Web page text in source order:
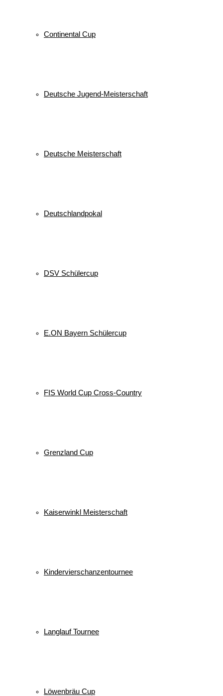
Continental Cup
Deutsche Jugend-Meisterschaft
Deutsche Meisterschaft
Deutschlandpokal
DSV Schülercup
E.ON Bayern Schülercup
FIS World Cup Cross-Country
Grenzland Cup
Kaiserwinkl Meisterschaft
Kindervierschanzentournee
Langlauf Tournee
Löwenbräu Cup